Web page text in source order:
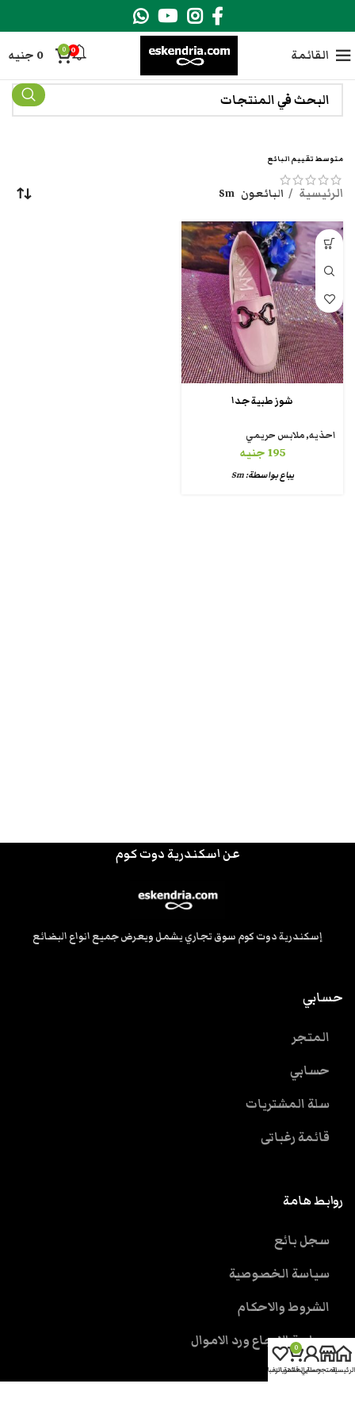
القائمة 0
0
0 جنيه
متوسط تقييم البائع
الرئيسية البائعون Sm
شوز طبية جدا
احذيه,ملابس حريمي
195جنيه
يباع بواسطة:Sm
عن اسكندرية دوت كوم
إسكندرية دوت كوم سوق تجاري يشمل ويعرض جميع انواع البضائع
حسابي
المتجر
حسابي
سلة المشتريات
قائمة رغباتى
روابط هامة
سجل بائع
سياسة الخصوصية
الشروط والاحكام
سياسة الارجاع ورد الاموال
الرئيسيةالمتجرحسابي
0
سلة المشتريات
قائمة الرغبات